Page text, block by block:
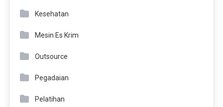
Kesehatan
Mesin Es Krim
Outsource
Pegadaian
Pelatihan